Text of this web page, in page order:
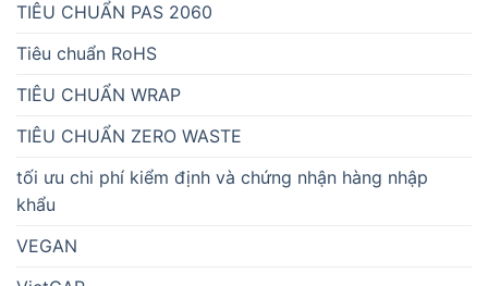
TIÊU CHUẨN PAS 2060
Tiêu chuẩn RoHS
TIÊU CHUẨN WRAP
TIÊU CHUẨN ZERO WASTE
tối ưu chi phí kiểm định và chứng nhận hàng nhập
khẩu
VEGAN